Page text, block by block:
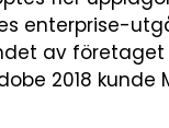
enterprise-
av företaget
2018